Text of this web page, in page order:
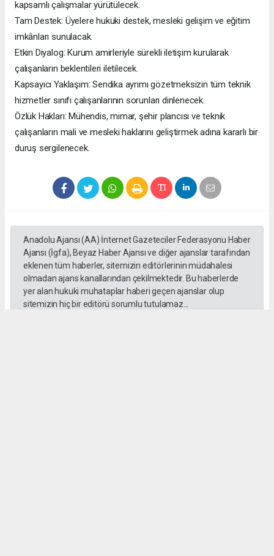
kapsamlı çalışmalar yürütülecek.
​Tam Destek: Üyelere hukuki destek, mesleki gelişim ve eğitim
imkânları sunulacak.
​Etkin Diyalog: Kurum amirleriyle sürekli iletişim kurularak
çalışanların beklentileri iletilecek.
​Kapsayıcı Yaklaşım: Sendika ayrımı gözetmeksizin tüm teknik
hizmetler sınıfı çalışanlarının sorunları dinlenecek.
​Özlük Hakları: Mühendis, mimar, şehir plancısı ve teknik
çalışanların mali ve mesleki haklarını geliştirmek adına kararlı bir
duruş sergilenecek.
Anadolu Ajansı (AA) İnternet Gazeteciler Federasyonu Haber
Ajansı (İgfa), Beyaz Haber Ajansı ve diğer ajanslar tarafından
eklenen tüm haberler, sitemizin editörlerinin müdahalesi
olmadan ajans kanallarından çekilmektedir. Bu haberlerde
yer alan hukuki muhataplar haberi geçen ajanslar olup
sitemizin hiç bir editörü sorumlu tutulamaz...